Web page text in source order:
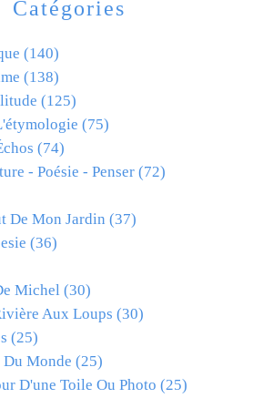
Catégories
(140)
(138)
(125)
(75)
(74)
- Poésie - Penser (72)
De Mon Jardin (37)
(36)
Michel (30)
Aux Loups (30)
(25)
Du Monde (25)
D'une Toile Ou Photo (25)